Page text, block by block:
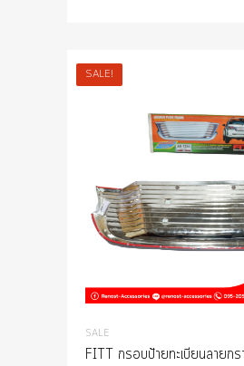
SALE!
SALE
FITT กรอบป้ายทะเบียนลายก